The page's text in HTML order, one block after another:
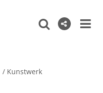
/ Kunstwerk